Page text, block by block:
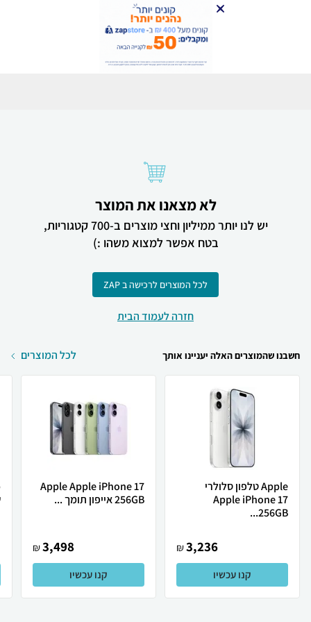
לא מצאנו את המוצר
יש לנו יותר ממיליון וחצי מוצרים ב-700 קטגוריות,
בטח אפשר למצוא משהו :)
לכל המוצרים לרכישה ב ZAP
חזרה לעמוד הבית
חשבנו שהמוצרים האלה יעניינו אותך לכל המוצרים
Apple טלפון סלולרי
Apple iPhone 17
256GB...
3,236
₪
קנו עכשיו
Apple Apple iPhone 17
256GB אייפון תומך ...
3,498
₪
קנו עכשיו